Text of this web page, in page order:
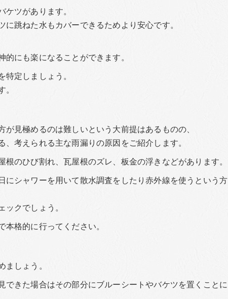
ツがあります。
跳ねた水もカバーできるためより安心です。
にも楽になることができます。
定しましょう。
見極めるのは難しいという大前提はあるものの、
考えられる主な雨漏りの原因をご紹介します。
のひび割れ、瓦屋根のズレ、板金の浮きなどがあります。
シャワーを用いて散水調査をしたり赤外線を使うという方
クでしょう。
格的に行ってください。
しょう。
きた場合はその部分にブルーシートやバケツを置くことに